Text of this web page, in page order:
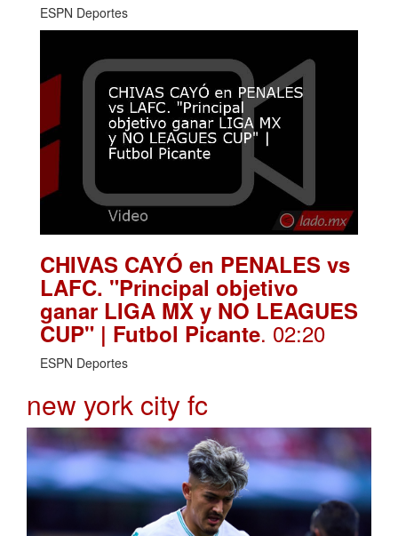
ESPN Deportes
CHIVAS CAYÓ en PENALES vs
LAFC. "Principal objetivo
ganar LIGA MX y NO LEAGUES
CUP" | Futbol Picante. 02:20
ESPN Deportes
new york city fc